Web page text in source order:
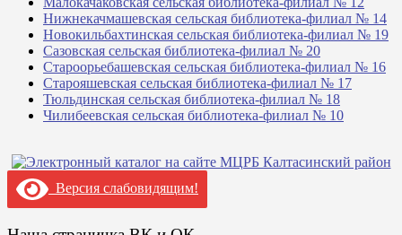
Нижнекачмашевская сельская библиотека-филиал № 14
Новокильбахтинская сельская библиотека-филиал № 19
Сазовская сельская библиотека-филиал № 20
Староорьебашевская сельская библиотека-филиал № 16
Старояшевская сельская библиотека-филиал № 17
Тюльдинская сельская библиотека-филиал № 18
Чилибеевская сельская библиотека-филиал № 10
Версия слабовидящим!